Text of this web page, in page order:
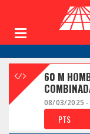
60 M
08/03/2025 -
PTS